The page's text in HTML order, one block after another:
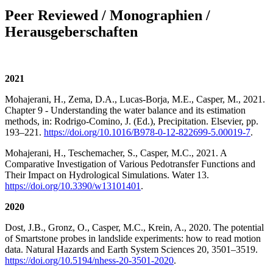
Peer Reviewed / Monographien /
Herausgeberschaften
2021
Mohajerani, H., Zema, D.A., Lucas-Borja, M.E., Casper, M., 2021.
Chapter 9 - Understanding the water balance and its estimation
methods, in: Rodrigo-Comino, J. (Ed.), Precipitation. Elsevier, pp.
193–221. https://doi.org/10.1016/B978-0-12-822699-5.00019-7.
Mohajerani, H., Teschemacher, S., Casper, M.C., 2021. A
Comparative Investigation of Various Pedotransfer Functions and
Their Impact on Hydrological Simulations. Water 13.
https://doi.org/10.3390/w13101401 .
2020
Dost, J.B., Gronz, O., Casper, M.C., Krein, A., 2020. The potential
of Smartstone probes in landslide experiments: how to read motion
data. Natural Hazards and Earth System Sciences 20, 3501–3519.
https://doi.org/10.5194/nhess-20-3501-2020.